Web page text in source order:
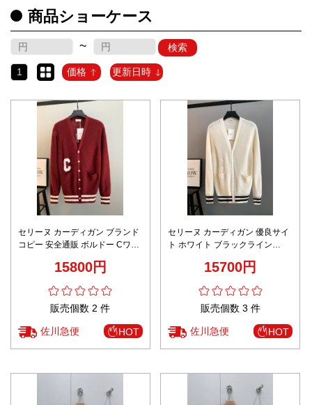
商品ショーケース
~ 検索
1 価格 更新日時
セリーヌ カーディガン ブランド
コピー 安全通販 ボルドー Cワッ
材 丁寧な縫製15800円
販売個数 2 件
佐川急便 HOT
セリーヌ カーディガン 優良サイ
ト ホワイト ブラックライン
再現度 上質ニット仕様
15700円
販売個数 3 件
佐川急便 HOT